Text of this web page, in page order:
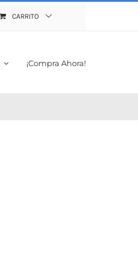
CARRITO
¡Compra Ahora!